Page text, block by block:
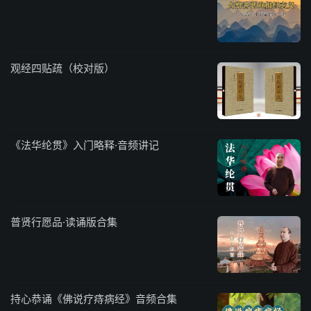
观经四贴疏（校对版）
《法华纶贯》入门略释·音频讲记
普贤行愿品·读诵版合集
持心恭诵《佛说疗痔病经》音频合集